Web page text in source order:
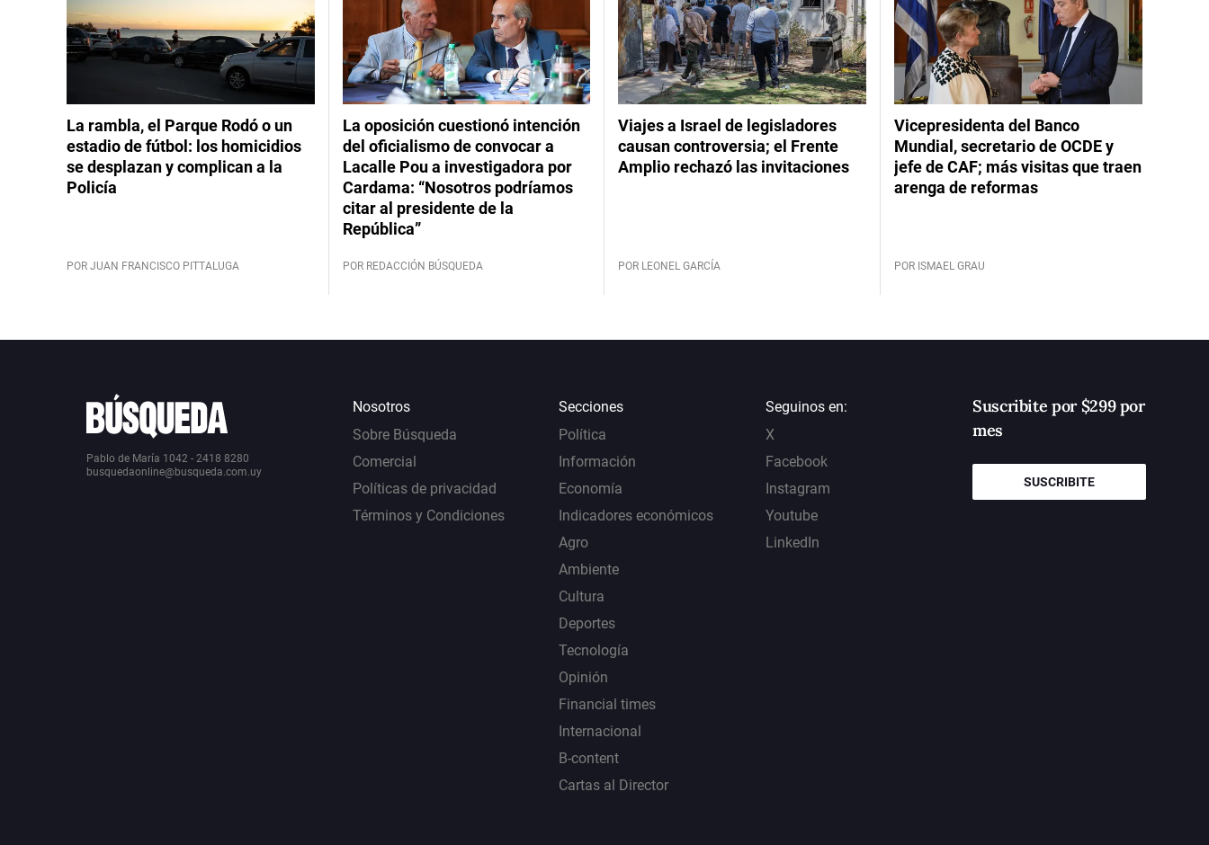
La rambla, el Parque Rodó o un
estadio de fútbol: los homicidios
se desplazan y complican a la
Policía
POR JUAN FRANCISCO PITTALUGA
La oposición cuestionó intención
del oficialismo de convocar a
Lacalle Pou a investigadora por
Cardama: “Nosotros podríamos
citar al presidente de la
República”
POR REDACCIÓN BÚSQUEDA
Viajes a Israel de legisladores
causan controversia; el Frente
Amplio rechazó las invitaciones
POR LEONEL GARCÍA
Vicepresidenta del Banco
Mundial, secretario de OCDE y
jefe de CAF; más visitas que traen
arenga de reformas
POR ISMAEL GRAU
Pablo de María 1042 - 2418 8280
busquedaonline@busqueda.com.uy
Nosotros
Sobre Búsqueda
Comercial
Políticas de privacidad
Términos y Condiciones
Secciones
Política
Información
Economía
Indicadores económicos
Agro
Ambiente
Cultura
Deportes
Tecnología
Opinión
Financial times
Internacional
B-content
Cartas al Director
Seguinos en:
X
Facebook
Instagram
Youtube
LinkedIn
Suscribite por $299 por
mes
SUSCRIBITE